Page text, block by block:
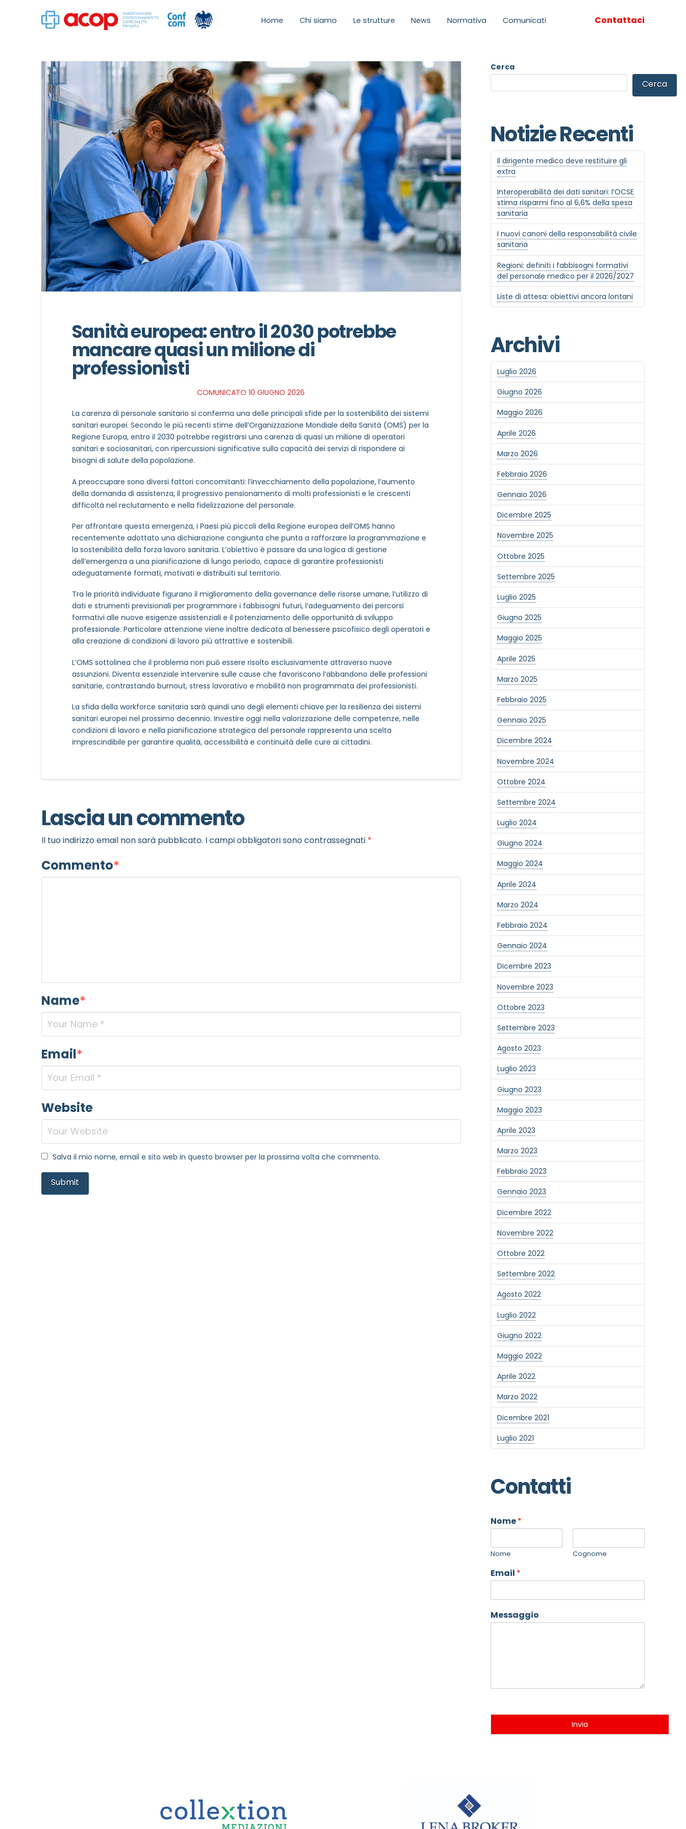
Home Chi siamo Le strutture News Normativa Comunicati Contattaci
Sanità europea: entro il 2030 potrebbe
mancare quasi un milione di
professionisti
COMUNICATO 10 GIUGNO 2026
La carenza di personale sanitario si conferma una delle principali sfide per la sostenibilità dei sistemi
sanitari europei. Secondo le più recenti stime dell’Organizzazione Mondiale della Sanità (OMS) per la
Regione Europa, entro il 2030 potrebbe registrarsi una carenza di quasi un milione di operatori
sanitari e sociosanitari, con ripercussioni significative sulla capacità dei servizi di rispondere ai
bisogni di salute della popolazione.
A preoccupare sono diversi fattori concomitanti: l’invecchiamento della popolazione, l’aumento
della domanda di assistenza, il progressivo pensionamento di molti professionisti e le crescenti
difficoltà nel reclutamento e nella fidelizzazione del personale.
Per affrontare questa emergenza, i Paesi più piccoli della Regione europea dell’OMS hanno
recentemente adottato una dichiarazione congiunta che punta a rafforzare la programmazione e
la sostenibilità della forza lavoro sanitaria. L’obiettivo è passare da una logica di gestione
dell’emergenza a una pianificazione di lungo periodo, capace di garantire professionisti
adeguatamente formati, motivati e distribuiti sul territorio.
Tra le priorità individuate figurano il miglioramento della governance delle risorse umane, l’utilizzo di
dati e strumenti previsionali per programmare i fabbisogni futuri, l’adeguamento dei percorsi
formativi alle nuove esigenze assistenziali e il potenziamento delle opportunità di sviluppo
professionale. Particolare attenzione viene inoltre dedicata al benessere psicofisico degli operatori e
alla creazione di condizioni di lavoro più attrattive e sostenibili.
L’OMS sottolinea che il problema non può essere risolto esclusivamente attraverso nuove
assunzioni. Diventa essenziale intervenire sulle cause che favoriscono l’abbandono delle professioni
sanitarie, contrastando burnout, stress lavorativo e mobilità non programmata dei professionisti.
La sfida della workforce sanitaria sarà quindi uno degli elementi chiave per la resilienza dei sistemi
sanitari europei nel prossimo decennio. Investire oggi nella valorizzazione delle competenze, nelle
condizioni di lavoro e nella pianificazione strategica del personale rappresenta una scelta
imprescindibile per garantire qualità, accessibilità e continuità delle cure ai cittadini.
Lascia un commento
Il tuo indirizzo email non sarà pubblicato. I campi obbligatori sono contrassegnati *
Commento*
Name*
Email*
Website
Salva il mio nome, email e sito web in questo browser per la prossima volta che commento.
Cerca
Cerca
Notizie Recenti
Il dirigente medico deve restituire gli
extra
Interoperabilità dei dati sanitari: l’OCSE
stima risparmi fino al 6,6% della spesa
sanitaria
I nuovi canoni della responsabilità civile
sanitaria
Regioni: definiti i fabbisogni formativi
del personale medico per il 2026/2027
Liste di attesa: obiettivi ancora lontani
Archivi
Luglio 2026
Giugno 2026
Maggio 2026
Aprile 2026
Marzo 2026
Febbraio 2026
Gennaio 2026
Dicembre 2025
Novembre 2025
Ottobre 2025
Settembre 2025
Luglio 2025
Giugno 2025
Maggio 2025
Aprile 2025
Marzo 2025
Febbraio 2025
Gennaio 2025
Dicembre 2024
Novembre 2024
Ottobre 2024
Settembre 2024
Luglio 2024
Giugno 2024
Maggio 2024
Aprile 2024
Marzo 2024
Febbraio 2024
Gennaio 2024
Dicembre 2023
Novembre 2023
Ottobre 2023
Settembre 2023
Agosto 2023
Luglio 2023
Giugno 2023
Maggio 2023
Aprile 2023
Marzo 2023
Febbraio 2023
Gennaio 2023
Dicembre 2022
Novembre 2022
Ottobre 2022
Settembre 2022
Agosto 2022
Luglio 2022
Giugno 2022
Maggio 2022
Aprile 2022
Marzo 2022
Dicembre 2021
Luglio 2021
Contatti
Nome*
Nome Cognome
Email *
Messaggio
Invia
Informativa Privacy*
Privacy Policy completa
Newsletter
Desidero rimanere aggiornato sulle ultime novità dell'Associazione tramite l'iscrizione alla newsletter
Invia